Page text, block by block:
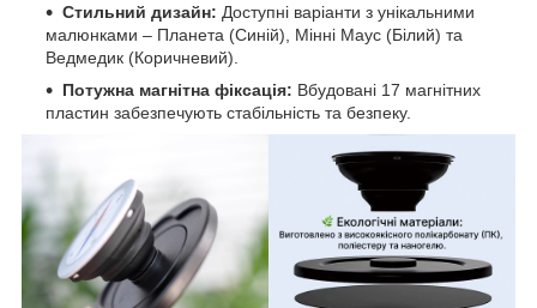
Стильний дизайн: Доступні варіанти з унікальними
малюнками – Планета (Синій), Мінні Маус (Білий) та
Ведмедик (Коричневий).
Потужна магнітна фіксація: Вбудовані 17 магнітних
пластин забезпечують стабільність та безпеку.